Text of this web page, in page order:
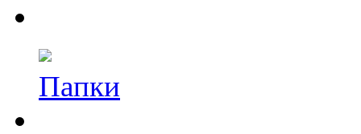
Папки